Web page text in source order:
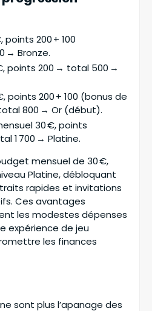
points 200 + 100
→ Bronze.
points 200 → total 500 →
points 200 + 100 (bonus de
800 → Or (début).
30 €, points
1 700 → Platine.
mensuel de 30 €,
Platine, débloquant
rapides et invitations
Ces avantages
les modestes dépenses
expérience de jeu
les finances
sont plus l’apanage des